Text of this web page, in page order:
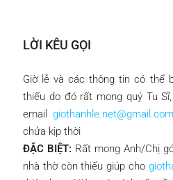
LỜI KÊU GỌI
Giờ lễ và các thông tin có thể
thiếu do đó rất mong quý Tu
email giothanhle.net@gmail.com
chửa kịp thời
ĐẶC BIỆT: Rất mong Anh/Chị
nhà thờ còn thiếu giúp cho